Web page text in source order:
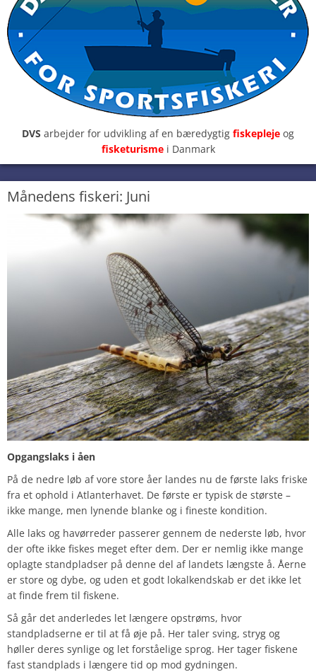
DVS arbejder for udvikling af en bæredygtig fiskepleje og
fisketurisme i Danmark
Månedens fiskeri: Juni
Opgangslaks i åen
På de nedre løb af vore store åer landes nu de første laks friske
fra et ophold i Atlanterhavet. De første er typisk de største –
ikke mange, men lynende blanke og i fineste kondition.
Alle laks og havørreder passerer gennem de nederste løb, hvor
der ofte ikke fiskes meget efter dem. Der er nemlig ikke mange
oplagte standpladser på denne del af landets længste å. Åerne
er store og dybe, og uden et godt lokalkendskab er det ikke let
at finde frem til fiskene.
Så går det anderledes let længere opstrøms, hvor
standpladserne er til at få øje på. Her taler sving, stryg og
høller deres synlige og let forståelige sprog. Her tager fiskene
fast standplads i længere tid op mod gydningen.